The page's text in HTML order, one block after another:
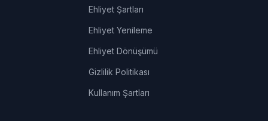
Ehliyet Şartları
Ehliyet Yenileme
Ehliyet Dönüşümü
Gizlilik Politikası
Kullanım Şartları